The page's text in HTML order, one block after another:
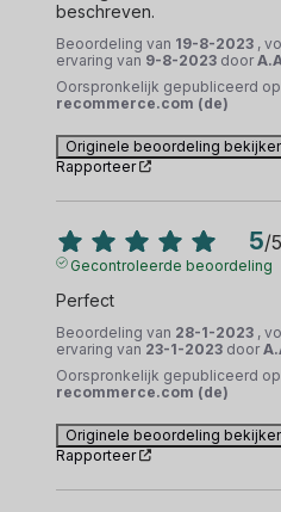
beschreven.
Beoordeling van 19-8-2023 ,
ervaring van 9-8-2023 door
Oorspronkelijk gepubliceerd op
recommerce.com (de)
Originele beoordeling
Rapporteer
5/5
Gecontroleerde beoordeling
Perfect
Beoordeling van 28-1-2023 ,
ervaring van 23-1-2023 door
Oorspronkelijk gepubliceerd op
recommerce.com (de)
Originele beoordeling
Rapporteer